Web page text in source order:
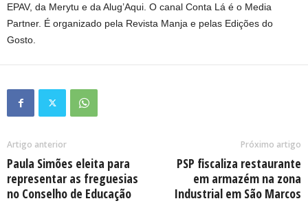
EPAV, da Merytu e da Alug’Aqui. O canal Conta Lá é o Media
Partner. É organizado pela Revista Manja e pelas Edições do
Gosto.
Artigo anterior
Paula Simões eleita para
representar as freguesias
no Conselho de Educação
Próximo artigo
PSP fiscaliza restaurante
em armazém na zona
Industrial em São Marcos